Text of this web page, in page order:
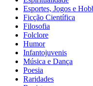
Esportes, Jogos e
Ficção Científica
Filosofia
Folclore
Humor
Infantojuvenis
Música e Dança
Poesia
Raridades